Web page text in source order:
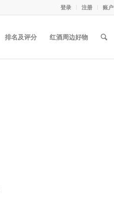
登录 注册 账户
排名及评分 红酒周边好物